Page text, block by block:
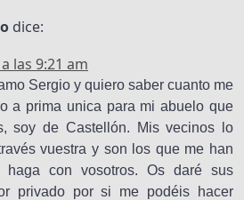
dice:
las 9:21 am
Sergio y quiero saber cuanto me
a prima unica para mi abuelo que
soy de Castellón. Mis vecinos lo
vuestra y son los que me han
con vosotros. Os daré sus
privado por si me podéis hacer